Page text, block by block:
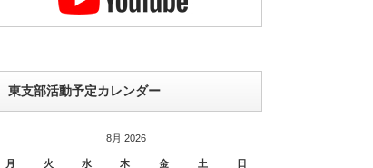
東支部活動予定カレンダー
8月 2026
月 火 水 木 金 土 日